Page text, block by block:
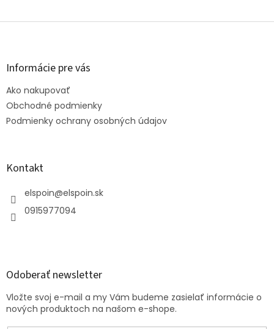
Z
Informácie pre vás
Ako nakupovať
Obchodné podmienky
Podmienky ochrany osobných údajov
Kontakt
elspoin@elspoin.sk
0915977094
Odoberať newsletter
Vložte svoj e-mail a my Vám budeme zasielať informácie o
nových produktoch na našom e-shope.